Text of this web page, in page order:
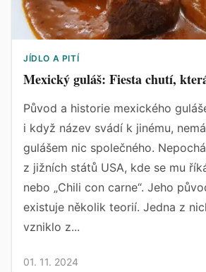
JÍDLO A PITÍ
Mexický guláš: Fiesta chutí,
Původ a historie mexického
i když název svádí k jinému,
gulášem nic společného.
z jižních států USA, kde se mu
nebo „Chili con carne“. Jeho
existuje několik teorií. Jedna z
vzniklo z...
01. 11. 2024